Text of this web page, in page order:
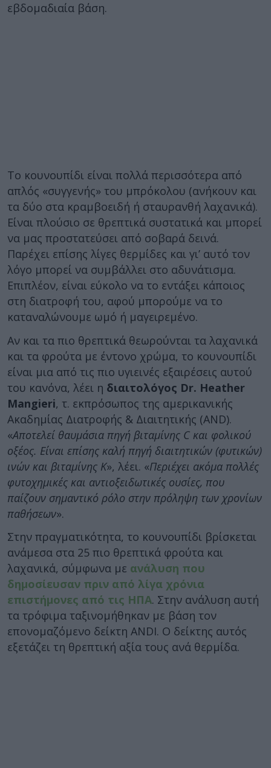
εβδομαδιαία βάση.
Το κουνουπίδι είναι πολλά περισσότερα από
απλός «συγγενής» του μπρόκολου (ανήκουν και
τα δύο στα κραμβοειδή ή σταυρανθή λαχανικά).
Είναι πλούσιο σε θρεπτικά συστατικά και μπορεί
να μας προστατεύσει από σοβαρά δεινά.
Παρέχει επίσης λίγες θερμίδες και γι’ αυτό τον
λόγο μπορεί να συμβάλλει στο αδυνάτισμα.
Επιπλέον, είναι εύκολο να το εντάξει κάποιος
στη διατροφή του, αφού μπορούμε να το
καταναλώνουμε ωμό ή μαγειρεμένο.
Αν και τα πιο θρεπτικά θεωρούνται τα λαχανικά
και τα φρούτα με έντονο χρώμα, το κουνουπίδι
είναι μια από τις πιο υγιεινές εξαιρέσεις αυτού
του κανόνα, λέει η διαιτολόγος Dr. Heather
Mangieri, τ. εκπρόσωπος της αμερικανικής
Ακαδημίας Διατροφής & Διαιτητικής (AND).
«Αποτελεί θαυμάσια πηγή βιταμίνης C και φολικού
οξέος. Είναι επίσης καλή πηγή διαιτητικών (φυτικών)
ινών και βιταμίνης Κ», λέει. «Περιέχει ακόμα πολλές
φυτοχημικές και αντιοξειδωτικές ουσίες, που
παίζουν σημαντικό ρόλο στην πρόληψη των χρονίων
παθήσεων».
Στην πραγματικότητα, το κουνουπίδι βρίσκεται
ανάμεσα στα 25 πιο θρεπτικά φρούτα και
λαχανικά, σύμφωνα με ανάλυση που
δημοσίευσαν πριν από λίγα χρόνια
επιστήμονες από τις ΗΠΑ. Στην ανάλυση αυτή
τα τρόφιμα ταξινομήθηκαν με βάση τον
επονομαζόμενο δείκτη ANDI. Ο δείκτης αυτός
εξετάζει τη θρεπτική αξία τους ανά θερμίδα.